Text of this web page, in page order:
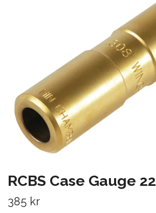
RCBS Case Gauge
385 kr